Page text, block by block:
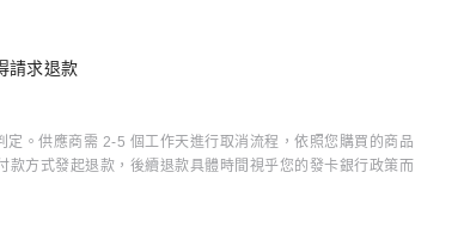
請求退款
。供應商需 2-5 個工作天進行取消流程，依照您購買的商品
方式發起退款，後續退款具體時間視乎您的發卡銀行政策而